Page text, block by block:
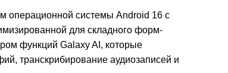
операционной системы Android 16 с
для складного форм-
функций Galaxy AI, которые
транскрибирование аудиозаписей и